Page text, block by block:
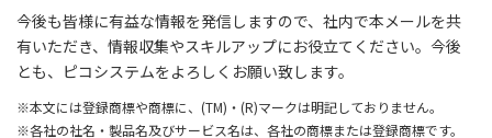
今後も皆様に有益な情報を発信しますので、社内で本メールを共
有いただき、情報収集やスキルアップにお役立てください。今後
とも、ピコシステムをよろしくお願い致します。
※本文には登録商標や商標に、(TM)・(R)マークは明記しておりません。
※各社の社名・製品名及びサービス名は、各社の商標または登録商標です。